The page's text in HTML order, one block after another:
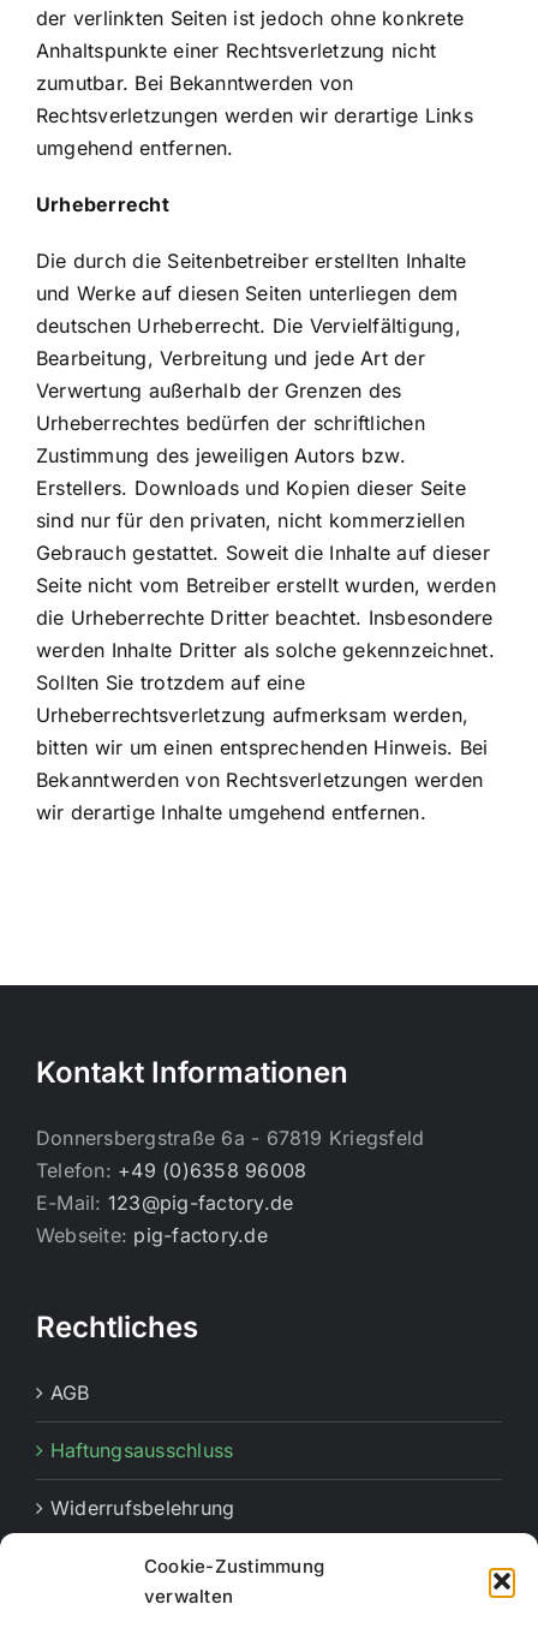
Cookie-Zustimmung
verwalten
der verlinkten Seiten ist jedoch ohne konkrete
Anhaltspunkte einer Rechtsverletzung nicht
zumutbar. Bei Bekanntwerden von
Rechtsverletzungen werden wir derartige Links
umgehend entfernen.
Urheberrecht
Die durch die Seitenbetreiber erstellten Inhalte
und Werke auf diesen Seiten unterliegen dem
deutschen Urheberrecht. Die Vervielfältigung,
Bearbeitung, Verbreitung und jede Art der
Verwertung außerhalb der Grenzen des
Urheberrechtes bedürfen der schriftlichen
Zustimmung des jeweiligen Autors bzw.
Erstellers. Downloads und Kopien dieser Seite
sind nur für den privaten, nicht kommerziellen
Gebrauch gestattet. Soweit die Inhalte auf dieser
Seite nicht vom Betreiber erstellt wurden, werden
die Urheberrechte Dritter beachtet. Insbesondere
werden Inhalte Dritter als solche gekennzeichnet.
Sollten Sie trotzdem auf eine
Urheberrechtsverletzung aufmerksam werden,
bitten wir um einen entsprechenden Hinweis. Bei
Bekanntwerden von Rechtsverletzungen werden
wir derartige Inhalte umgehend entfernen.
Kontakt Informationen
Donnersbergstraße 6a - 67819 Kriegsfeld
Telefon: +49 (0)6358 96008
E-Mail: 123@pig-factory.de
Webseite: pig-factory.de
Rechtliches
AGB
Haftungsausschluss
Widerrufsbelehrung
Lieferbedingungen und Versand